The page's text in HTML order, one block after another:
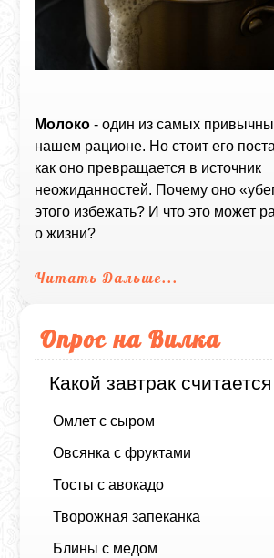
Молоко - один из самых
нашем рационе. Но стоит его
как оно превращается в источник
неожиданностей. Почему оно
этого избежать? И что это может
о жизни?
Читать Дальше...
Опрос на Вилка
Какой завтрак
Омлет с сыром
Овсянка с фруктами
Тосты с авокадо
Творожная запеканка
Блины с медом